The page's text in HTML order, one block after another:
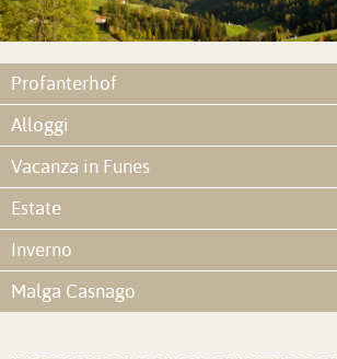
Profanterhof
Alloggi
Vacanza in Funes
Estate
Inverno
Malga Casnago